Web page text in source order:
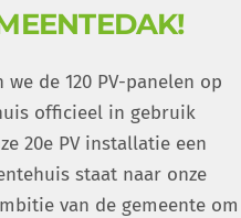
de 120 PV-panelen op
officieel in gebruik
20e PV installatie een
staat naar onze
van de gemeente om